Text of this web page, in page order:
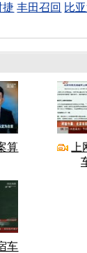
捷 丰田召回 比
算
车